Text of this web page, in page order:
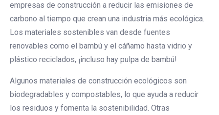
empresas de construcción a reducir las emisiones de
carbono al tiempo que crean una industria más ecológica.
Los materiales sostenibles van desde fuentes
renovables como el bambú y el cáñamo hasta vidrio y
plástico reciclados, ¡incluso hay pulpa de bambú!
Algunos materiales de construcción ecológicos son
biodegradables y compostables, lo que ayuda a reducir
los residuos y fomenta la sostenibilidad. Otras